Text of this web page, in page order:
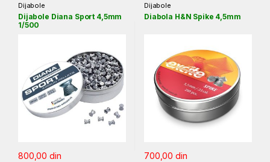
Dijabole
Dijabole Diana Sport 4,5mm
1/500
800,00din
Dijabole
Diabola H&N Spike 4,5mm
700,00din